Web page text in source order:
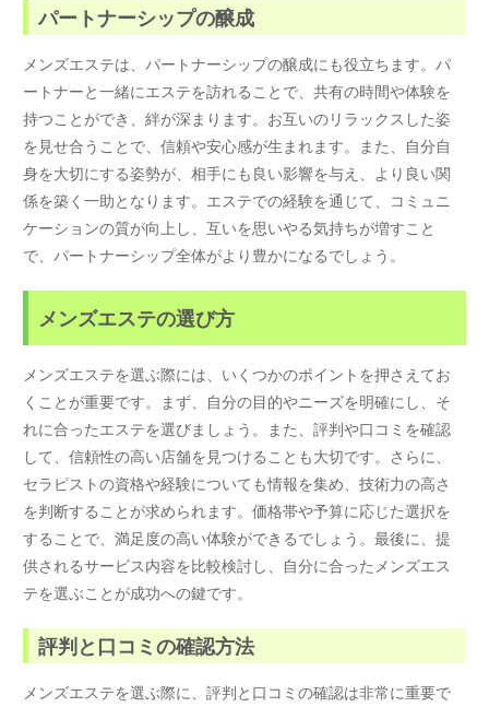
パートナーシップの醸成
メンズエステは、パートナーシップの醸成にも役立ちます。パ
ートナーと一緒にエステを訪れることで、共有の時間や体験を
持つことができ、絆が深まります。お互いのリラックスした姿
を見せ合うことで、信頼や安心感が生まれます。また、自分自
身を大切にする姿勢が、相手にも良い影響を与え、より良い関
係を築く一助となります。エステでの経験を通じて、コミュニ
ケーションの質が向上し、互いを思いやる気持ちが増すこと
で、パートナーシップ全体がより豊かになるでしょう。
メンズエステの選び方
メンズエステを選ぶ際には、いくつかのポイントを押さえてお
くことが重要です。まず、自分の目的やニーズを明確にし、そ
れに合ったエステを選びましょう。また、評判や口コミを確認
して、信頼性の高い店舗を見つけることも大切です。さらに、
セラピストの資格や経験についても情報を集め、技術力の高さ
を判断することが求められます。価格帯や予算に応じた選択を
することで、満足度の高い体験ができるでしょう。最後に、提
供されるサービス内容を比較検討し、自分に合ったメンズエス
テを選ぶことが成功への鍵です。
評判と口コミの確認方法
メンズエステを選ぶ際に、評判と口コミの確認は非常に重要で